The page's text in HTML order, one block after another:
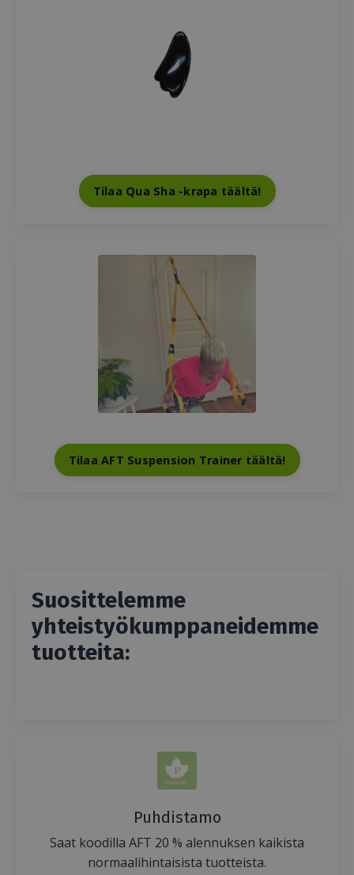
Tilaa Qua Sha -krapa täältä!
Tilaa AFT Suspension Trainer täältä!
Suosittelemme
yhteistyökumppaneidemme
tuotteita:
Puhdistamo
Saat koodilla AFT 20 % alennuksen kaikista
normaalihintaisista tuotteista.